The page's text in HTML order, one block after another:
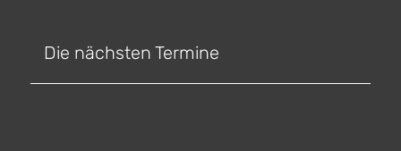
Die nächsten Termine